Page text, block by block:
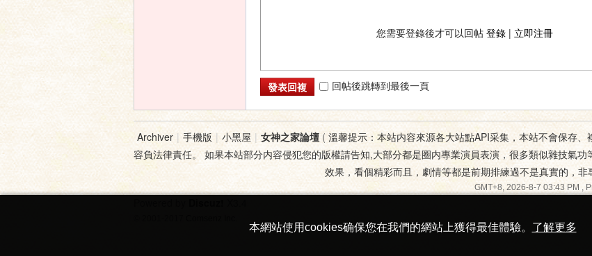
論
您需要登錄後才可以回帖 登錄| 立即注冊
發表回複 回帖後跳轉到最後一頁
本網站使用cookies确保您在我們的網站上獲得最佳體驗。 了解更多
Archiver | 手機版 | 小黑屋 | 女神之家論壇( 溫馨提示：本站内容來源各大站點API采集，本站不會保存
容負法律責任。 如果本站部分内容侵犯您的版權請告知,大部分都是圈内專業演員表演，很多類似雜技氣
效果，看個精彩而且，劇情等都是前期排練過不是真實的，
GMT+8, 2026-8-7 03:43 PM ,